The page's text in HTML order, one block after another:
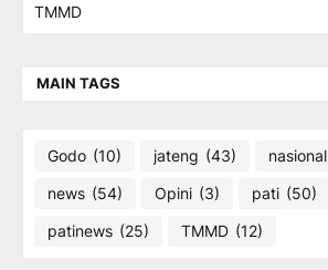
TMMD
MAIN TAGS
Godo (10) jateng (43) nasional
news (54) Opini (3) pati (50)
patinews (25) TMMD (12)